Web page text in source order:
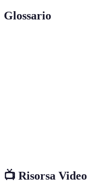
Glossario
📺 Risorsa Video